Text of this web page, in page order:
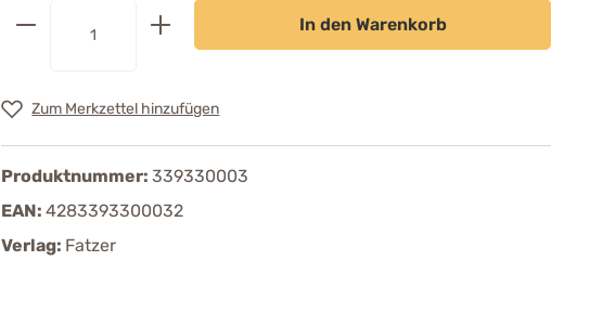
In den Warenkorb
Zum Merkzettel hinzufügen
Produktnummer:339330003
EAN:4283393300032
Verlag: Fatzer